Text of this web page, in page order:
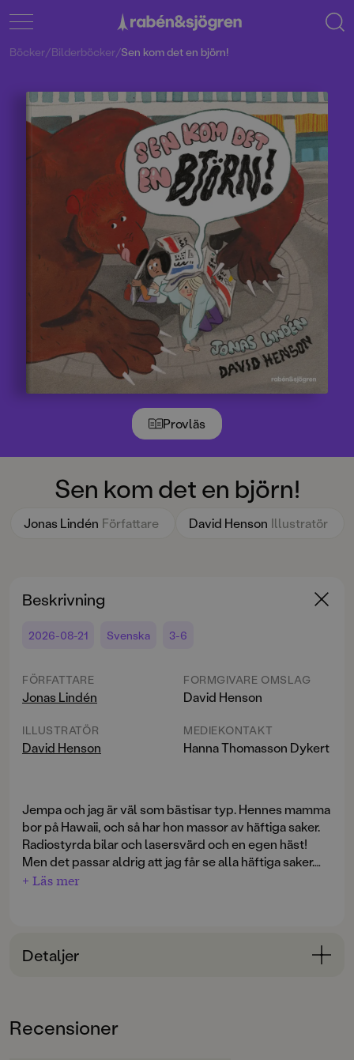
Provläs
Sen kom det en björn!
Jonas Lindén Författare David Henson Illustratör
Böcker/Bilderböcker/Sen kom det en björn!
Beskrivning
2026-08-21 Svenska 3-6
FÖRFATTARE
Jonas Lindén
ILLUSTRATÖR
David Henson
FORMGIVARE OMSLAG
David Henson
MEDIEKONTAKT
Hanna Thomasson Dykert
Jempa och jag är väl som bästisar typ. Hennes mamma
bor på Hawaii, och så har hon massor av häftiga saker.
Radiostyrda bilar och lasersvärd och en egen häst!
Men det passar aldrig att jag får se alla häftiga saker.
– Det går inte nu, för vi har precis städat, säger Jempa.
Den går till Ljusdal, säger hon, och där finns det en
glassfabrik med gratis glass. Fast jag vet inte om allt
+ Läs mer
Detaljer
3-6
Recensioner